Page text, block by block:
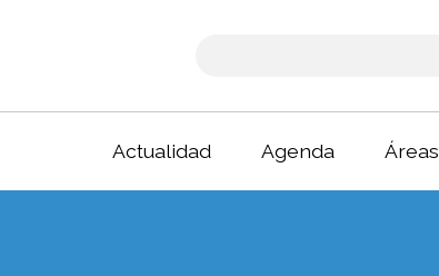
Actualidad Agenda Áreas